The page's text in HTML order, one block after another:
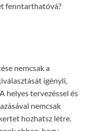
fenntarthatóvá?
nemcsak a
igényli,
helyes tervezéssel és
nemcsak
hozhatsz létre.